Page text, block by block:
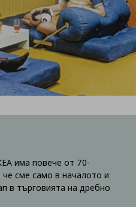
има повече от 70-
сме само в началото и
в търговията на дребно